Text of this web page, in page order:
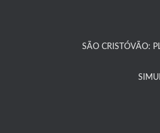
SÃO CRISTÓVÃO: